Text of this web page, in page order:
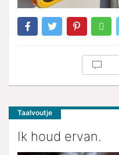
Taalvoutje
Ik houd ervan.